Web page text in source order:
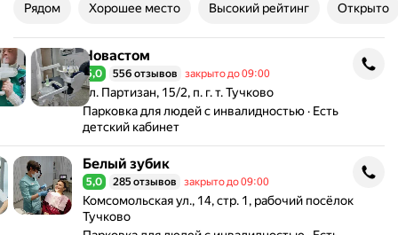
Рядом Хорошее место Высокий рейтинг Открыто
Новастом Новастом
Рейтинг 5,0 из 5
5,0 556 отзывов закрыто до 09:00
Адрес: ул. Партизан, 15/2, п. г. т. Тучково .
ул. Партизан, 15/2, п. г. т. Тучково
Парковка для людей с инвалидностью
Есть
детский кабинет
Белый зубикБелый зубик
Рейтинг 5,0 из 5
5,0 285 отзывов закрыто до 09:00
Адрес: Комсомольская ул., 14, стр. 1, рабочий
Комсомольская ул., 14, стр. 1, рабочий посёлок
Тучково